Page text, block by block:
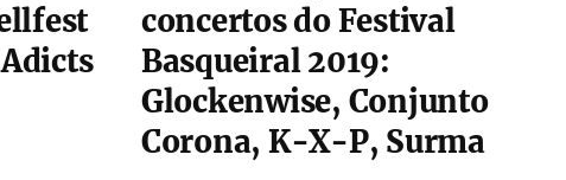
concertos do Festival
Basqueiral 2019:
Glockenwise, Conjunto
Corona, K-X-P, Surma